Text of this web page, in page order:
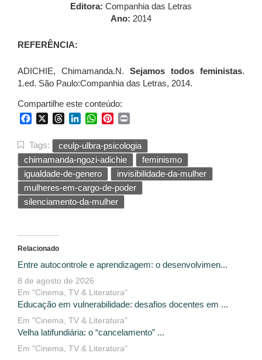
Editora: Companhia das Letras
Ano: 2014
REFERÊNCIA:
ADICHIE, Chimamanda.N. Sejamos todos feministas.
1.ed. São Paulo:Companhia das Letras, 2014.
Compartilhe este conteúdo:
FacebookThreadsLinkedInWhatsApp
Pinterest
Tags:
ceulp-ulbra-psicologia
chimamanda-ngozi-adichie
feminismo
igualdade-de-genero
invisibilidade-da-mulher
mulheres-em-cargo-de-poder
silenciamento-da-mulher
Relacionado
Entre autocontrole e aprendizagem: o desenvolvimen...
8 de agosto de 2026
Em "Cinema, TV & Literatura"
Educação em vulnerabilidade: desafios docentes em ...
Em "Cinema, TV & Literatura"
Velha latifundiária: o “cancelamento” ...
Em "Cinema, TV & Literatura"